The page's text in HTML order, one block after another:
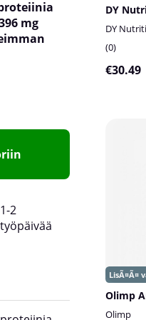
mg
1-2
työpäivää
DY
0
€30.49
Olimp
Olimp